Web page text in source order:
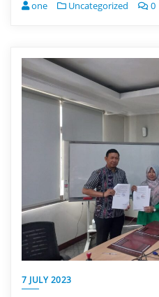
one Uncategorized 0
7 JULY 2023